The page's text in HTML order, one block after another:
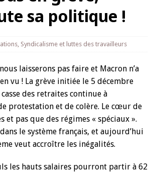
sa politique !
, Syndicalisme et luttes des travailleurs
laisserons pas faire et Macron n’a
vu ! La grève initiée le 5 décembre
des retraites continue à
protestation et de colère. Le cœur de
et pas que des régimes « spéciaux ».
le système français, et aujourd’hui
veut accroître les inégalités.
les hauts salaires pourront partir à 62